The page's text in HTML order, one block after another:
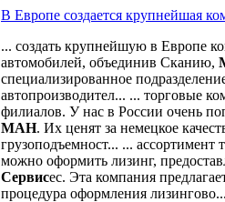
В Европе создается крупнейшая
... создать крупнейшую в Европе
автомобилей, объединив Сканию,
специализированное
автопроизводител... ... торговые
филиалов. У нас в России очень
МАН. Их ценят за немецкое
грузоподъемност... ... ассортимент
можно оформить лизинг,
Сервисес. Эта компания
процедура оформления лизингово...